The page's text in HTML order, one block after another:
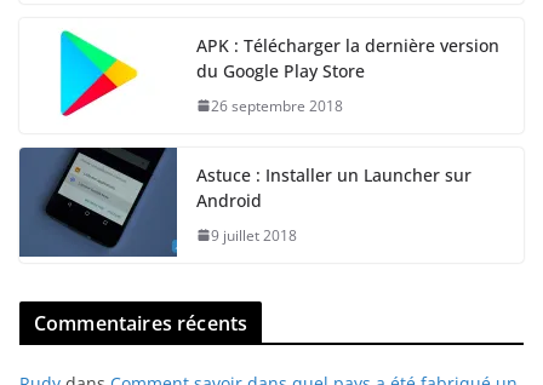
APK : Télécharger la dernière version
du Google Play Store
26 septembre 2018
Astuce : Installer un Launcher sur
Android
9 juillet 2018
Commentaires récents